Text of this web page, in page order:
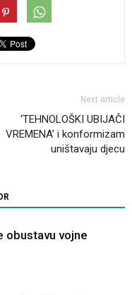
Next article
‘TEHNOLOŠKI UBIJAČI
VREMENA’ i konformizam
uništavaju djecu
obustavu vojne